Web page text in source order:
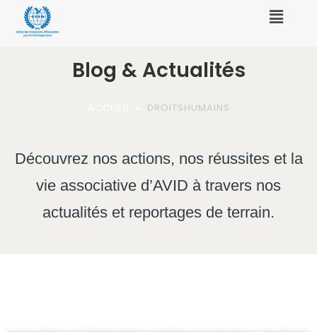
Blog & Actualités
DROITSHUMAINS
Découvrez nos actions, nos réussites et la
vie associative d’AVID à travers nos
actualités et reportages de terrain.